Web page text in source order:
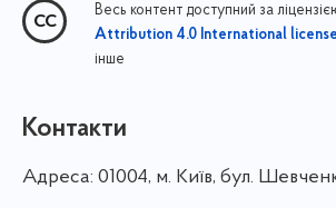
Весь контент доступний за
Attribution 4.0 International license
інше
Контакти
Адреса: 01004, м. Київ, бул.